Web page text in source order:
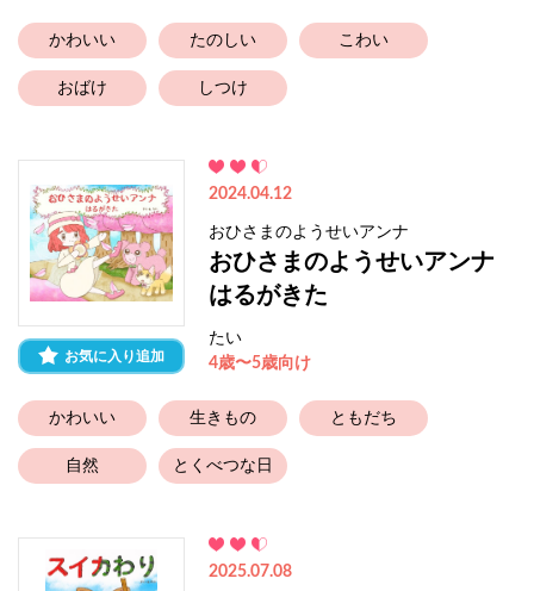
かわいい たのしい こわい
おばけ しつけ
お気に入り追加
2024.04.12
おひさまのようせいアンナ
おひさまのようせいアンナ
はるがきた
たい
4歳〜5歳向け
かわいい 生きもの ともだち
自然 とくべつな日
2025.07.08